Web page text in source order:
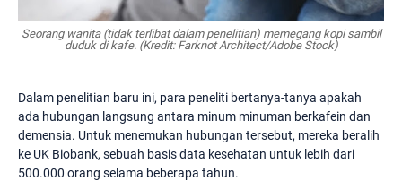
Seorang wanita (tidak terlibat dalam penelitian) memegang kopi sambil
duduk di kafe. (Kredit: Farknot Architect/Adobe Stock)
Dalam penelitian baru ini, para peneliti bertanya-tanya apakah
ada hubungan langsung antara minum minuman berkafein dan
demensia. Untuk menemukan hubungan tersebut, mereka beralih
ke UK Biobank, sebuah basis data kesehatan untuk lebih dari
500.000 orang selama beberapa tahun.